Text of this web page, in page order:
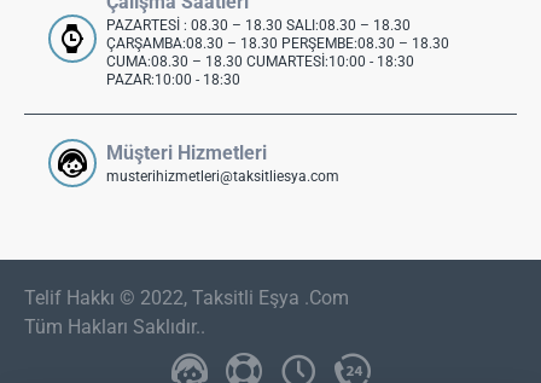
PAZARTESİ : 08.30 – 18.30 SALI:08.30 – 18.30
ÇARŞAMBA:08.30 – 18.30 PERŞEMBE:08.30 – 18.30
CUMA:08.30 – 18.30 CUMARTESİ:10:00 - 18:30
PAZAR:10:00 - 18:30
Müşteri Hizmetleri
musterihizmetleri@taksitliesya.com
Telif Hakkı © 2022, Taksitli Eşya .Com
Tüm Hakları Saklıdır..